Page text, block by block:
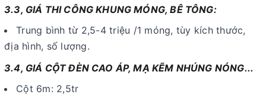
3.3, GIÁ THI CÔNG KHUNG MÓNG, BÊ TÔNG:
Trung bình từ 2,5-4 triệu /1 móng, tùy kích thước,
địa hình, số lượng.
3.4, GIÁ CỘT ĐÈN CAO ÁP, MẠ KẼM NHÚNG NÓNG...
Cột 6m: 2,5tr